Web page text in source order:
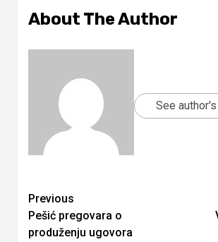
About The Author
See
Continue
Reading
Previous
Pešić pregovara o
produženju ugovora